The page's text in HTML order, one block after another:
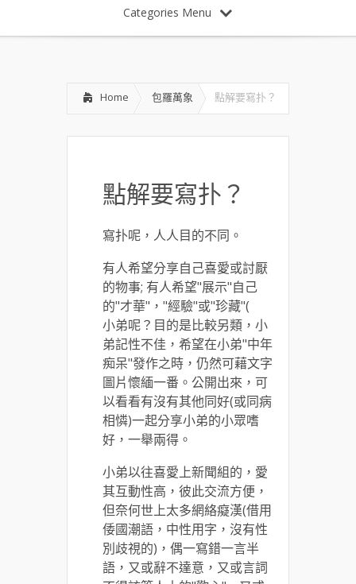
Categories Menu
Home 包羅萬象 點解要寫扑？
點解要寫扑？
寫扑呢，人人目的不同。
有人希望分享自己喜愛或討厭
的物事; 有人希望"展示"自己
的"才華"，"經驗"或"珍藏"(
小弟呢？目的是比較另類，小
弟記性不佳，希望在小弟"中年
痴呆"發作之時，仍然可藉文字
圖片懷緬一番。公開出來，可
以看看有沒有其他同好(或同病
相憐)一起分享小弟的小眾嗜
好，一舉兩得。
小弟以往喜愛上新聞組的，愛
其互動性高，彼此交流方便，
但奈何世上太多網絡癡漢(借用
倭國潮語，中性用字，沒有性
別歧視的)，偶一寫錯一言半
語，又或辭不達意，又或言詞